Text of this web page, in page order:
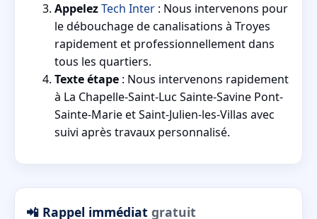
AppelezTech Inter : Nous intervenons pour
le débouchage de canalisations à Troyes
rapidement et professionnellement dans
tous les quartiers.
Texte étape : Nous intervenons rapidement
à La Chapelle-Saint-Luc Sainte-Savine Pont-
Sainte-Marie et Saint-Julien-les-Villas avec
suivi après travaux personnalisé.
📲 Rappel immédiat gratuit